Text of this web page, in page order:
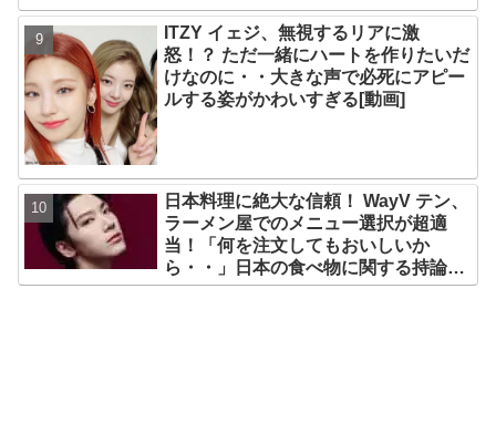
ITZY イェジ、無視するリアに激
怒！？ ただ一緒にハートを作りたいだ
けなのに・・大きな声で必死にアピー
ルする姿がかわいすぎる[動画]
日本料理に絶大な信頼！ WayV テン、
ラーメン屋でのメニュー選択が超適
当！「何を注文してもおいしいか
ら・・」日本の食べ物に関する持論を
明かす